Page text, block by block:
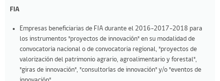
FIA
Empresas beneficiarias de FIA durante el 2016-2017-2018 para
los instrumentos "proyectos de innovación" en su modalidad de
convocatoria nacional o de convocatoria regional, "proyectos de
valorización del patrimonio agrario, agroalimentario y forestal",
"giras de innovación", "consultorías de innovación" y/o "eventos de